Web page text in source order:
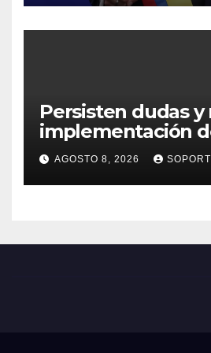
Persisten dudas y
implementación
Escuela Mexicana
AGOSTO 8, 2026